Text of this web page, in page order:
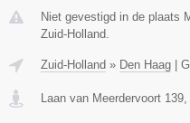
Niet gevestigd in de plaats
Zuid-Holland.
Zuid-Holland » Den Haag |
Laan van Meerdervoort 139